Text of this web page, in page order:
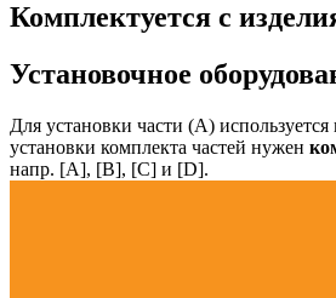
Комплектуется с
Установочное
Для установки части (А)
установки комплекта частей нужен
напр. [А], [B], [С] и [D].